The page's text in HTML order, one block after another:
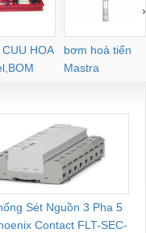
HOA
CHAY
bơm hoả tiển
Mastra
›
Sét Nguồn 3 Pha 5
Contact FLT-SEC-